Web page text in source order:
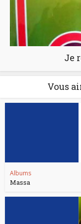
Je
Vous
Albums
Massa